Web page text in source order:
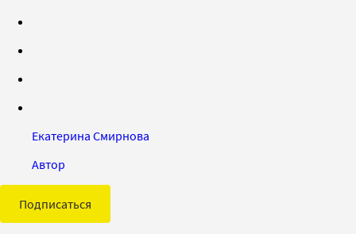
Екатерина Смирнова
Автор
Подписаться